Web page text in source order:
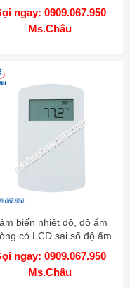
- Model RHP-5Nxx-LCD
ngay: 0909.067.950
Ms.Châu
biến nhiệt độ, độ ẩm
có LCD sai số độ ẩm
- Model RHP-2Nxx-LCD
ngay: 0909.067.950
Ms.Châu